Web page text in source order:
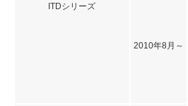
ITDシリーズ
2010年8月～